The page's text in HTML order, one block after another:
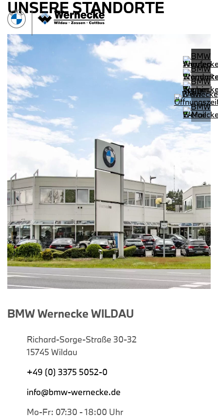
UNSERE STANDORTE
BMW Wernecke WILDAU
Richard-Sorge-Straße 30-32
15745 Wildau
+49 (0) 3375 5052-0
info@bmw-wernecke.de
Mo-Fr: 07:30 - 18:00 Uhr